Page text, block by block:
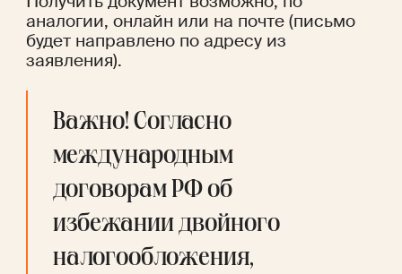
аналогии, онлайн или на почте (письмо
будет направлено по адресу из
заявления).
Важно! Согласно
международным
договорам РФ об
избежании двойного
налогообложения,